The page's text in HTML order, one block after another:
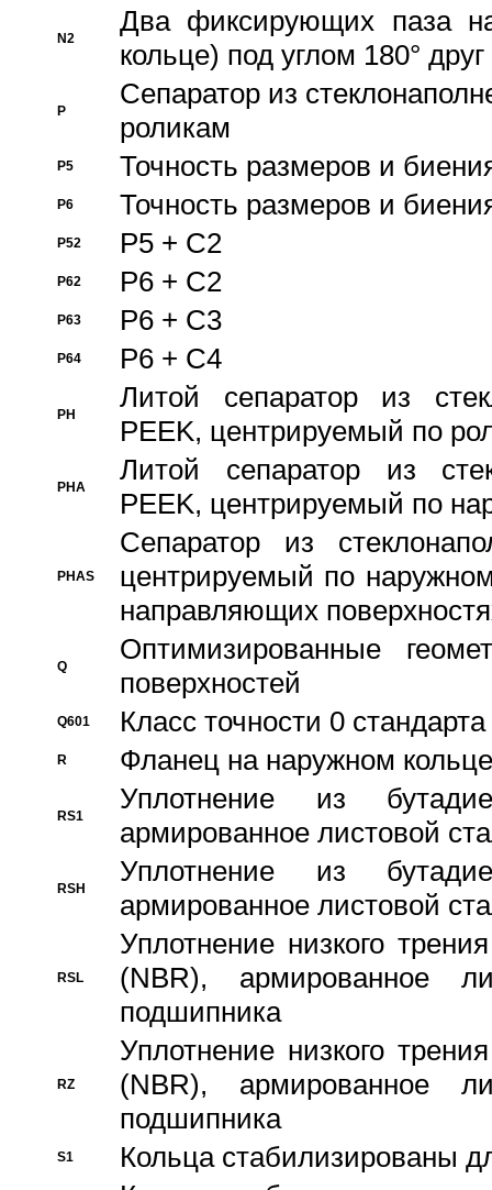
N2
Два фиксирующих паза
кольце) под углом 180° друг
P
Cепаратор из
роликам
P5 Точность размеров и
P6 Точность размеров и
P52 P5 + C2
P62 P6 + C2
P63 P6 + C3
P64 P6 + C4
PH
Литой сепаратор из
PEEK, центрируемый по
PHA
Литой сепаратор из
PEEK, центрируемый по
PHAS
Сепаратор из
центрируемый по
направляющих
Q
Оптимизированные
поверхностей
Q601 Класс точности 0
R Фланец на наружном кольце
RS1
Уплотнение из
армированное листовой
RSH
Уплотнение из
армированное листовой
RSL
Уплотнение низкого
(NBR), армированное
подшипника
RZ
Уплотнение низкого
(NBR), армированное
подшипника
S1 Кольца стабилизированы